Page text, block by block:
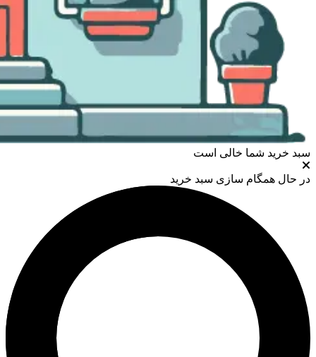
سبد خرید شما خالی است
در حال همگام سازی سبد خرید